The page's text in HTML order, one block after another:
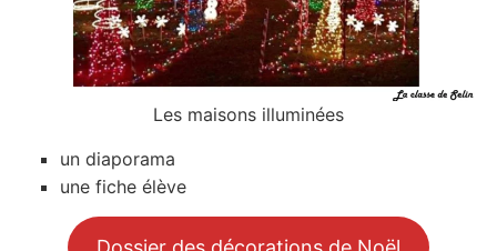
Les maisons illuminées
un diaporama
une fiche élève